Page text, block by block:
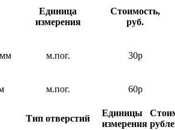
Единица
измерения
Стоимость,
руб.
м.пог. 30р
м.пог. 60р
Тип отверстий
Единицы
измерения